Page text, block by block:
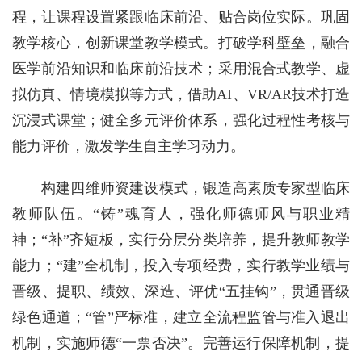
程，让课程设置紧跟临床前沿、贴合岗位实际。巩固
教学核心，创新课堂教学模式。打破学科壁垒，融合
医学前沿知识和临床前沿技术；采用混合式教学、虚
拟仿真、情境模拟等方式，借助AI、VR/AR技术打造
沉浸式课堂；健全多元评价体系，强化过程性考核与
能力评价，激发学生自主学习动力。
构建四维师资建设模式，锻造高素质专家型临床
教师队伍。“铸”魂育人，强化师德师风与职业精
神；“补”齐短板，实行分层分类培养，提升教师教学
能力；“建”全机制，投入专项经费，实行教学业绩与
晋级、提职、绩效、深造、评优“五挂钩”，贯通晋级
绿色通道；“管”严标准，建立全流程监管与准入退出
机制，实施师德“一票否决”。完善运行保障机制，提